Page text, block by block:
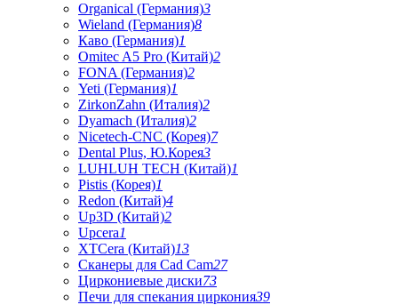
Organical (Германия)3
Wieland (Германия)8
Каво (Германия)1
Omitec A5 Pro (Китай)2
FONA (Германия)2
Yeti (Германия)1
ZirkonZahn (Италия)2
Dyamach (Италия)2
Nicetech-CNC (Корея)7
Dental Plus, Ю.Корея3
LUHLUH TECH (Китай)1
Pistis (Корея)1
Redon (Китай)4
Up3D (Китай)2
Upcera1
XTCera (Китай)13
Сканеры для Cad Cam27
Циркониевые диски73
Печи для спекания циркония39